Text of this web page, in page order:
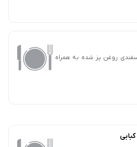
گوسفندی روغن پز شده به همراه